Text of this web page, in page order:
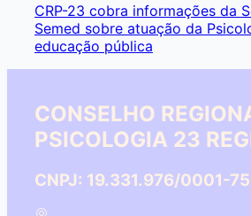
CRP-23 cobra informações da
Semed sobre atuação da
educação pública
CONSELHO
PSICOLOGIA 23
CNPJ: 19.331.976/0001-75